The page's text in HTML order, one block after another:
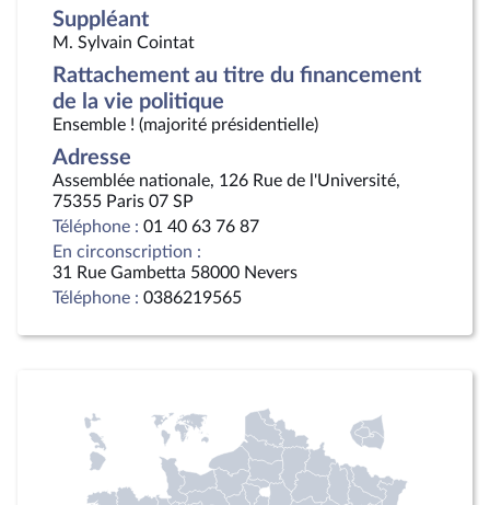
Suppléant
M. Sylvain Cointat
Rattachement au titre du financement
de la vie politique
Ensemble ! (majorité présidentielle)
Adresse
Assemblée nationale, 126 Rue de l'Université,
75355 Paris 07 SP
Téléphone : 01 40 63 76 87
En circonscription :
31 Rue Gambetta 58000 Nevers
Téléphone : 0386219565